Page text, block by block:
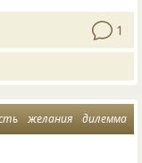
1
желания дилемма